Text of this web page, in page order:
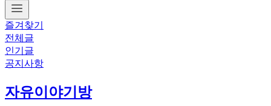
즐겨찾기
전체글
인기글
공지사항
자유이야기방